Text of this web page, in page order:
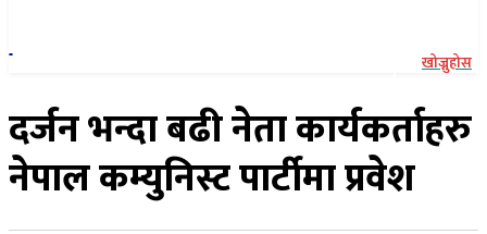
खोज्नुहोस
दर्जन भन्दा बढी नेता कार्यकर्ताहरु
नेपाल कम्युनिस्ट पार्टीमा प्रवेश